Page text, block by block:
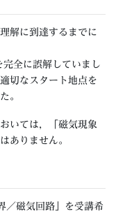
解に到達するまでに
全に誤解していまし
切なスタート地点を
。
いては，「磁気現象
ありません。
／磁気回路」を受講希